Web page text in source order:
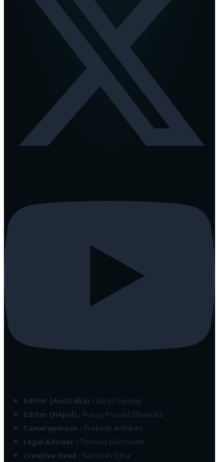
Editor (Australia) : Saral Gurung
Editor (Nepal) : Punya Prasad Dhamala
Cameraperson : Prakash Adhikari
Legal Adviser: Tonnou Ghothane
Creative Head : Santosh Ojha